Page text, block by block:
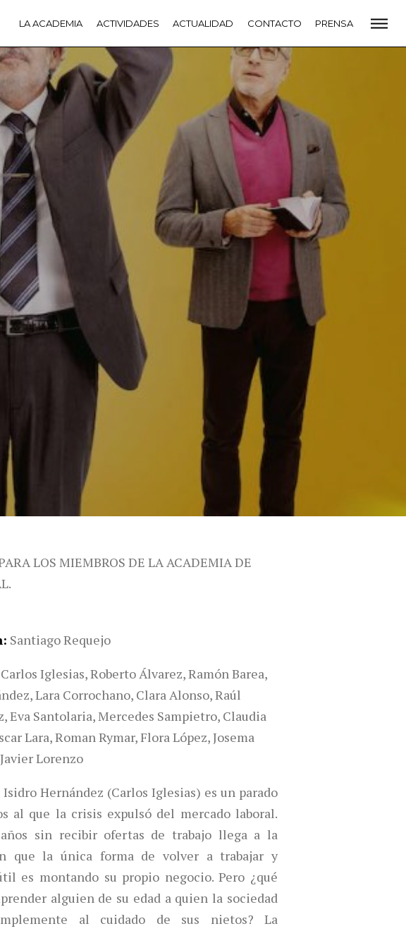
LA ACADEMIA ACTIVIDADES ACTUALIDAD CONTACTO PRENSA
LOS MIEMBROS DE LA ACADEMIA DE
Santiago Requejo
Carlos Iglesias, Roberto Álvarez, Ramón Barea,
Lara Corrochano, Clara Alonso, Raúl
Eva Santolaria, Mercedes Sampietro, Claudia
Lara, Roman Rymar, Flora López, Josema
Lorenzo
Isidro Hernández (Carlos Iglesias) es un parado
al que la crisis expulsó del mercado laboral.
sin recibir ofertas de trabajo llega a la
que la única forma de volver a trabajar y
es montando su propio negocio. Pero ¿qué
alguien de su edad a quien la sociedad
al cuidado de sus nietos? La
LA ACADEMIA PREMIOS GOYA FUNDACIÓN
CONTACTO
ÚNETE A LA ACADEMIA DE CINE
PRENSA